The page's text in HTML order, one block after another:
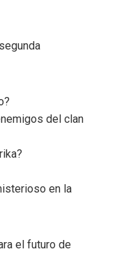
del clan
en la
el futuro de